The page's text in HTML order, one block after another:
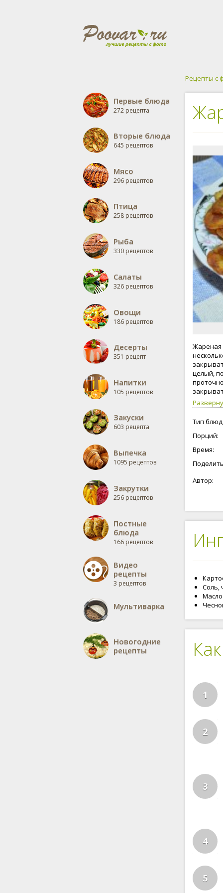
Первые блюда
272 рецепта
Вторые блюда
645 рецептов
Мясо
296 рецептов
Птица
258 рецептов
Рыба
330 рецептов
Салаты
326 рецептов
Овощи
186 рецептов
Десерты
351 рецепт
Напитки
105 рецептов
Закуски
603 рецепта
Выпечка
1095 рецептов
Закрутки
256 рецептов
Постные
блюда
166 рецептов
Видео
рецепты
3 рецептов
Мультиварка
Новогодние
рецепты
Рецепты с
Жареная
целый,
Тип
Порций:
Время:
Автор:
Соль,
1
2
3
4
5